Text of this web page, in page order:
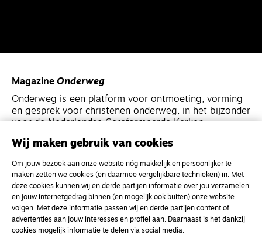
Magazine Onderweg
Onderweg is een platform voor ontmoeting, vorming
en gesprek voor christenen onderweg, in het bijzonder
voor de Nederlandse Gereformeerde Kerken.
Kvk-nummer 33277063
NL46 INGB 0117 5827 86
info@onderwegonline.nl
Wij maken gebruik van cookies
Om jouw bezoek aan onze website nóg makkelijk en persoonlijker te
maken zetten we cookies (en daarmee vergelijkbare technieken) in. Met
deze cookies kunnen wij en derde partijen informatie over jou verzamelen
en jouw internetgedrag binnen (en mogelijk ook buiten) onze website
volgen. Met deze informatie passen wij en derde partijen content of
advertenties aan jouw interesses en profiel aan. Daarnaast is het dankzij
cookies mogelijk informatie te delen via social media.